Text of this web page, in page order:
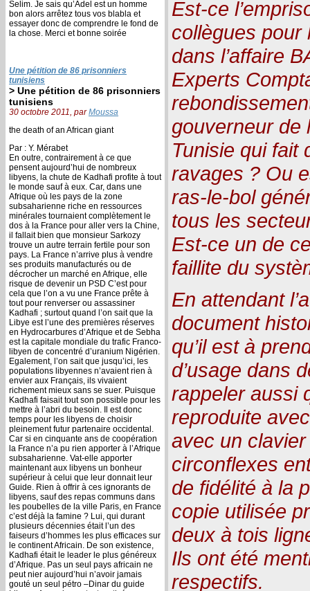
Selim. Je sais qu’Adel est un homme
bon alors arrêtez tous vos blabla et
essayer donc de comprendre le fond de
la chose. Merci et bonne soirée
Une pétition de 86 prisonniers
tunisiens
> Une pétition de 86 prisonniers
tunisiens
30 octobre 2011, parMoussa
the death of an African giant
Par : Y. Mérabet
En outre, contrairement à ce que
pensent aujourd’hui de nombreux
libyens, la chute de Kadhafi profite à tout
le monde sauf à eux. Car, dans une
Afrique où les pays de la zone
subsaharienne riche en ressources
minérales tournaient complètement le
dos à la France pour aller vers la Chine,
il fallait bien que monsieur Sarkozy
trouve un autre terrain fertile pour son
pays. La France n’arrive plus à vendre
ses produits manufacturés ou de
décrocher un marché en Afrique, elle
risque de devenir un PSD C’est pour
cela que l’on a vu une France prête à
tout pour renverser ou assassiner
Kadhafi ; surtout quand l’on sait que la
Libye est l’une des premières réserves
en Hydrocarbures d’Afrique et de Sebha
est la capitale mondiale du trafic Franco-
libyen de concentré d’uranium Nigérien.
Egalement, l’on sait que jusqu’ici, les
populations libyennes n’avaient rien à
envier aux Français, ils vivaient
richement mieux sans se suer. Puisque
Kadhafi faisait tout son possible pour les
mettre à l’abri du besoin. Il est donc
temps pour les libyens de choisir
pleinement futur partenaire occidental.
Car si en cinquante ans de coopération
la France n’a pu rien apporter à l’Afrique
subsaharienne. Vat-elle apporter
maintenant aux libyens un bonheur
supérieur à celui que leur donnait leur
Guide. Rien à offrir à ces ignorants de
libyens, sauf des repas communs dans
les poubelles de la ville Paris, en France
c’est déjà la famine ? Lui, qui durant
plusieurs décennies était l’un des
faiseurs d’hommes les plus efficaces sur
le continent Africain. De son existence,
Kadhafi était le leader le plus généreux
d’Afrique. Pas un seul pays africain ne
peut nier aujourd’hui n’avoir jamais
gouté un seul pétro –Dinar du guide
Est-ce
collègues pour
dans l’affaire
Experts
gouverneur de
Tunisie qui fait
ravages ? Ou
ras-le-bol
tous les
Est-ce un de
faillite du
En attendant
document
qu’il est à
d’usage dans
rappeler aussi
reproduite
avec un
circonflexes
de fidélité à la
copie utilisée
deux à tois
Ils ont été
respectifs.